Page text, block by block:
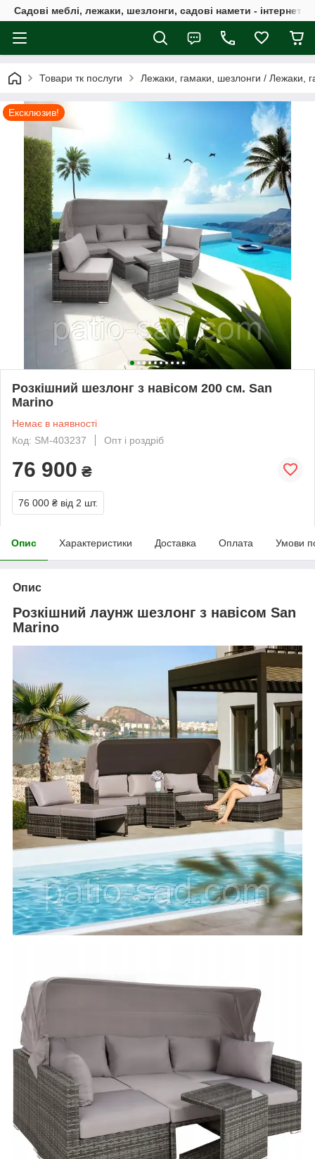
Садові меблі, лежаки, шезлонги, садові намети - інтернет-
Товари тк послуги Лежаки, гамаки, шезлонги / Лежаки,
Ексклюзив!
Розкішний шезлонг з навісом 200 см. San
Marino
Немає в наявності
Код: SM-403237
Опт і роздріб
76 900 ₴
76 000 ₴ від 2 шт.
Опис Характеристики Доставка Оплата Умови
Опис
Розкішний лаунж шезлонг з навісом San
Marino